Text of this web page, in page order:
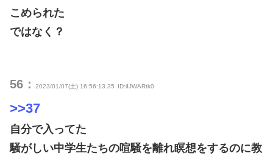
こめられた
ではなく？
56： 2023/01/07(土) 16:56:13.35 ID:iIJWARtk0
>>37
自分で入ってた
騒がしい中学生たちの喧騒を離れ瞑想をするのに教